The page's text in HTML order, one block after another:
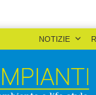
NOTIZIE